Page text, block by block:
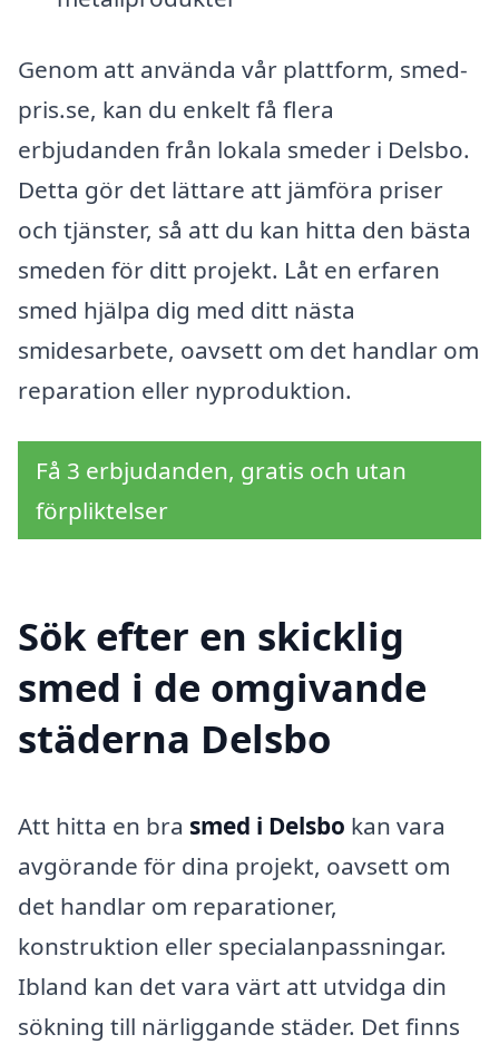
Genom att använda vår plattform, smed-
pris.se, kan du enkelt få flera
erbjudanden från lokala smeder i Delsbo.
Detta gör det lättare att jämföra priser
och tjänster, så att du kan hitta den bästa
smeden för ditt projekt. Låt en erfaren
smed hjälpa dig med ditt nästa
smidesarbete, oavsett om det handlar om
reparation eller nyproduktion.
Få 3 erbjudanden, gratis och utan
förpliktelser
Sök efter en skicklig
smed i de omgivande
städerna Delsbo
Att hitta en bra smed i Delsbo kan vara
avgörande för dina projekt, oavsett om
det handlar om reparationer,
konstruktion eller specialanpassningar.
Ibland kan det vara värt att utvidga din
sökning till närliggande städer. Det finns